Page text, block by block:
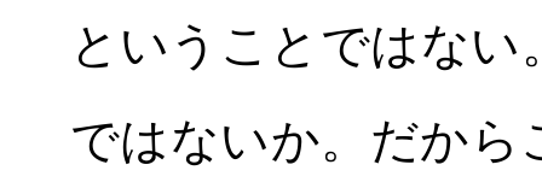
ということではな
ではないか。だから